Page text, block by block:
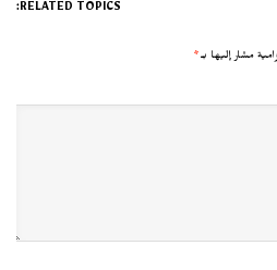
RELATED TOPICS:
مشار إليها بـ*